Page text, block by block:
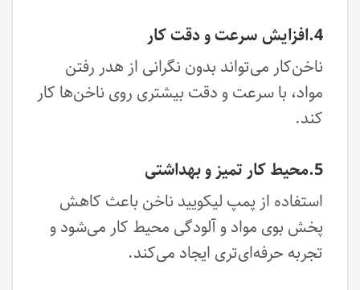
4.افزایش سرعت و دقت کار
ناخن‌کار می‌تواند بدون نگرانی از هدر رفتن
مواد، با سرعت و دقت بیشتری روی ناخن‌ها کار
کند.
5.محیط کار تمیز و بهداشتی
استفاده از پمپ لیکویید ناخن باعث کاهش
پخش بوی مواد و آلودگی محیط کار می‌شود و
تجربه حرفه‌ای‌تری ایجاد می‌کند.